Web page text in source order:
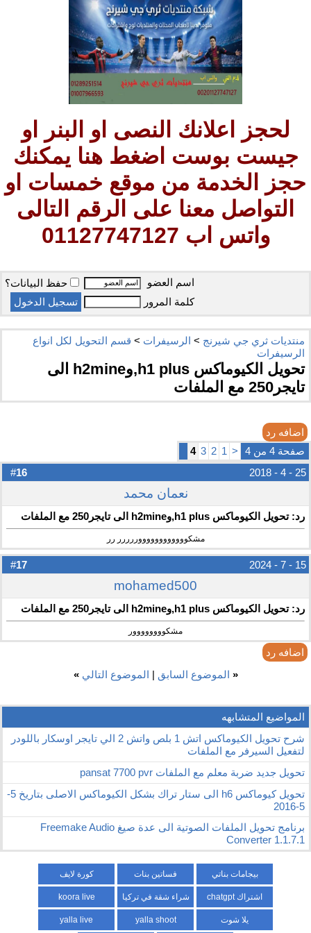
لحجز اعلانك النصى او البنر او
جيست بوست اضغط هنا يمكنك
حجز الخدمة من موقع خمسات او
التواصل معنا على الرقم التالى
واتس اب 01127747127
اسم العضو
حفظ البيانات؟
كلمة المرور
منتديات ثري جي شيرنج > الرسيفرات > قسم التحويل لكل انواع
الرسيفرات
تحويل الكيوماكس h1 plus,وh2mine الى
تايجر250 مع الملفات
اضافه رد
صفحة 4 من 4
<
1
2
3
4
16 25 - 4 - 2018
نعمان محمد
رد: تحويل الكيوماكس h1 plus,وh2mine الى تايجر250 مع الملفات
مشكووووووووووووررررر رر
17 15 - 7 - 2024
mohamed500
رد: تحويل الكيوماكس h1 plus,وh2mine الى تايجر250 مع الملفات
مشكوووووووور
اضافه رد
« الموضوع السابق | الموضوع التالي »
المواضيع المتشابهه
شرح تحويل الكيوماكس اتش 1 بلص واتش 2 الي تايجر اوسكار باللودر
لتفعيل السيرفر مع الملفات
تحويل جديد ضربة معلم مع الملفات pansat 7700 pvr
تحويل كيوماكس h6 الى ستار تراك بشكل الكيوماكس الاصلى بتاريخ 5-
5-2016
برنامج تحويل الملفات الصوتية الى عدة صيغ Freemake Audio
Converter 1.1.7.1
بيجامات بناتي فساتين بنات كورة لايف
اشتراك chatgpt شراء شقة في تركيا koora live
يلا شوت yalla shoot
yalla live